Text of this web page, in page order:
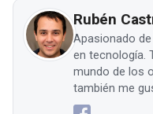
Rubén
Apasionado
en tecnología.
mundo de los
también me